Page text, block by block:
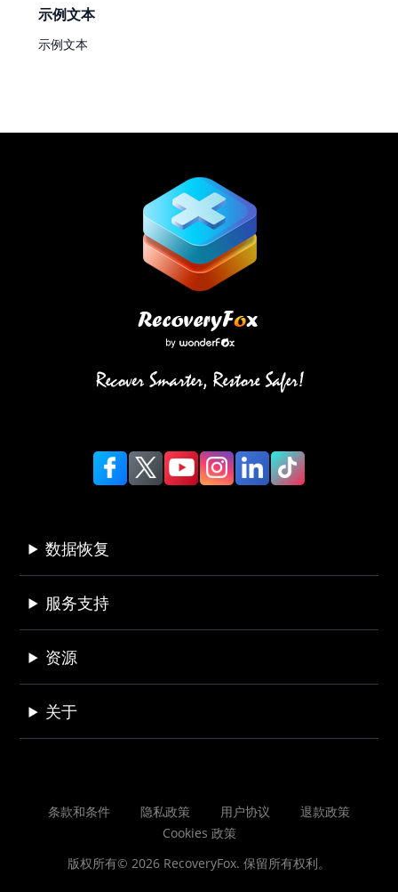
示例文本
示例文本
数据恢复
服务支持
资源
关于
条款和条件 隐私政策 用户协议
退款政策
Cookies 政策
版权所有© 2026 RecoveryFox. 保留所有权利。